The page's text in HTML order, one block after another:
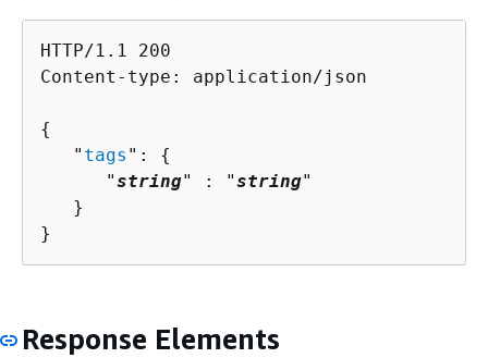
HTTP/1.1 200
Content-type: application/json
{
   "
tags ": {
      "
string" : "string"
   }
}
Response Elements